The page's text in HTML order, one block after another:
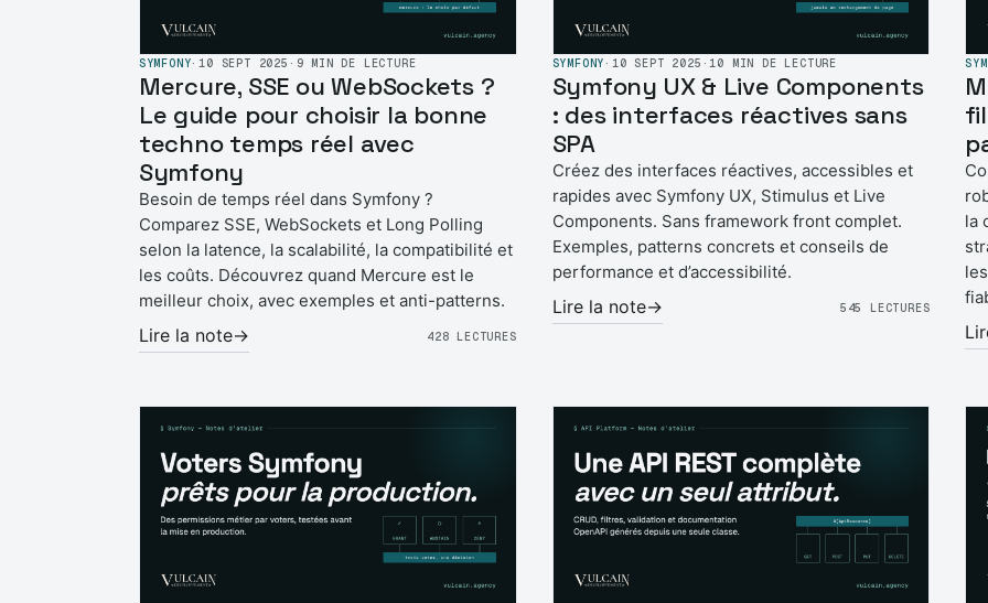
SYMFONY·10 SEPT 2025 · 9 MIN DE LECTURE
Mercure, SSE ou WebSockets ?
Le guide pour choisir la bonne
techno temps réel avec
Symfony
Besoin de temps réel dans Symfony ?
Comparez SSE, WebSockets et Long Polling
selon la latence, la scalabilité, la compatibilité et
les coûts. Découvrez quand Mercure est le
meilleur choix, avec exemples et anti-patterns.
Lire la note→ 428 LECTURES
SYMFONY · 10 SEPT 2025 ·10 MIN DE LECTURE
Symfony UX & Live Components
: des interfaces réactives sans
SPA
Créez des interfaces réactives, accessibles et
rapides avec Symfony UX, Stimulus et Live
Components. Sans framework front complet.
Exemples, patterns concrets et conseils de
performance et d’accessibilité.
Lire la note→ 545 LECTURES
la